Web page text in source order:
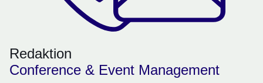
Redaktion
Conference & Event Management